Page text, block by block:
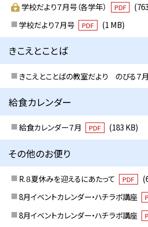
学校だより７月号（各学年）
PDF
学校だより７月号
PDF (1 MB)
きこえとことば
きこえとことばの教室だより のびる７
給食カレンダー
給食カレンダー７月 PDF (183 KB)
その他のお便り
R.８夏休みを迎えるにあたって PDF
8月イベントカレンダー・ハチラボ講座
8月イベントカレンダー・ハチラボ講座